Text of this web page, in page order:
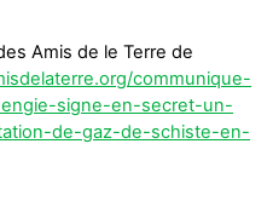
Amis de le Terre de
communique-
signe-en-secret-un-
de-gaz-de-schiste-en-